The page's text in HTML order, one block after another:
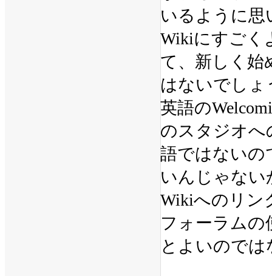
いるように思
Wikiにすごく
て、新しく始
はないでしょ
英語の
のスタジオへ
語ではないの
いんじゃない
Wikiへのリン
フォーラムの
とよいので